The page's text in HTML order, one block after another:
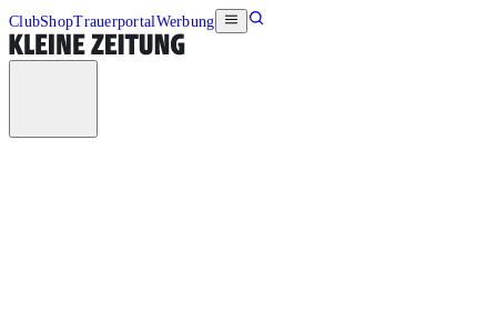
ClubShopTrauerportalWerbung